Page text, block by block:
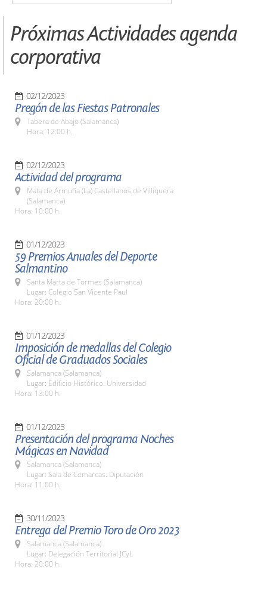
Próximas Actividades agenda
corporativa
02/12/2023
Pregón de las Fiestas Patronales
Tabera de Abajo (Salamanca)
Hora: 12:00 h.
02/12/2023
Actividad del programa
Mata de Armuña (La) Castellanos de Villiquera
(Salamanca)
Hora: 10:00 h.
01/12/2023
59 Premios Anuales del Deporte
Salmantino
Santa Marta de Tormes (Salamanca)
Lugar: Colegio San Vicente Paul
Hora: 20:00 h.
01/12/2023
Imposición de medallas del Colegio
Oficial de Graduados Sociales
Salamanca (Salamanca)
Lugar: Edificio Histórico. Universidad
Hora: 13:00 h.
01/12/2023
Presentación del programa Noches
Mágicas en Navidad
Salamanca (Salamanca)
Lugar: Sala de Comarcas. Diputación
Hora: 11:00 h.
30/11/2023
Entrega del Premio Toro de Oro 2023
Salamanca (Salamanca)
Lugar: Delegación Territorial JCyL
Hora: 20:00 h.